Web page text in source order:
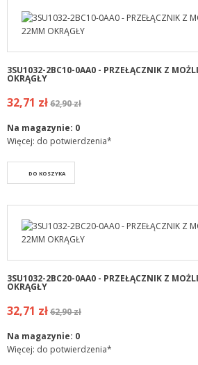
3SU1032-2BC10-0AA0 - PRZEŁĄCZNIK Z
OKRĄGŁY
32,71 zł62,90 zł
Na magazynie: 0
Więcej: do potwierdzenia*
DO KOSZYKA
3SU1032-2BC20-0AA0 - PRZEŁĄCZNIK Z
OKRĄGŁY
32,71 zł62,90 zł
Na magazynie: 0
Więcej: do potwierdzenia*